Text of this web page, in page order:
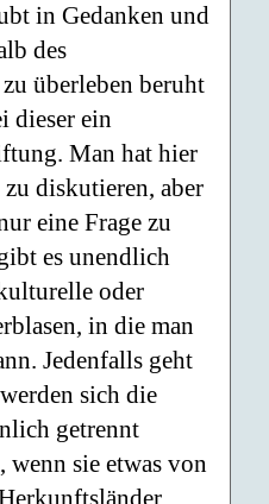
in Gedanken und
des
überleben beruht
dieser ein
Man hat hier
diskutieren, aber
eine Frage zu
es unendlich
oder
in die man
Jedenfalls geht
sich die
getrennt
wenn sie etwas von